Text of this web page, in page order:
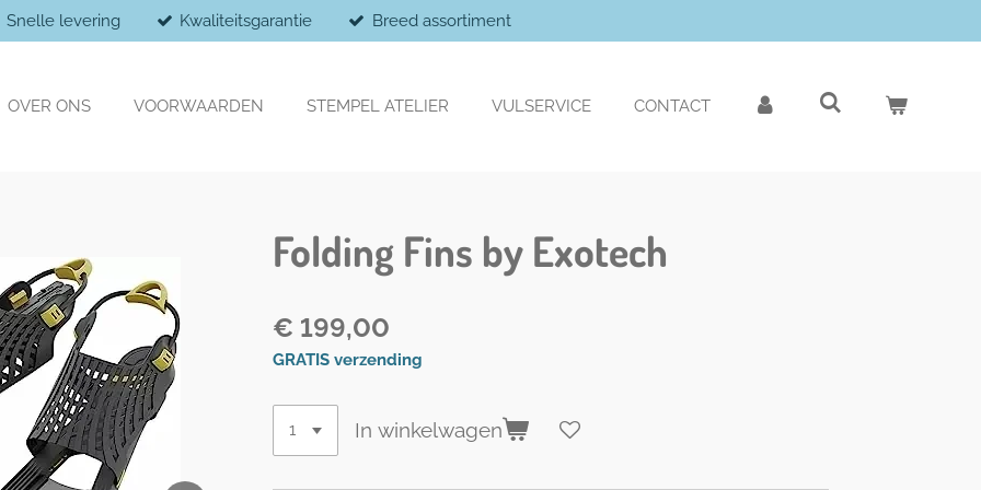
Snelle levering Kwaliteitsgarantie Breed assortiment
OVER ONS VOORWAARDEN STEMPEL ATELIER VULSERVICE CONTACT
Folding Fins by Exotech
€ 199,00
GRATIS verzending
In winkelwagen